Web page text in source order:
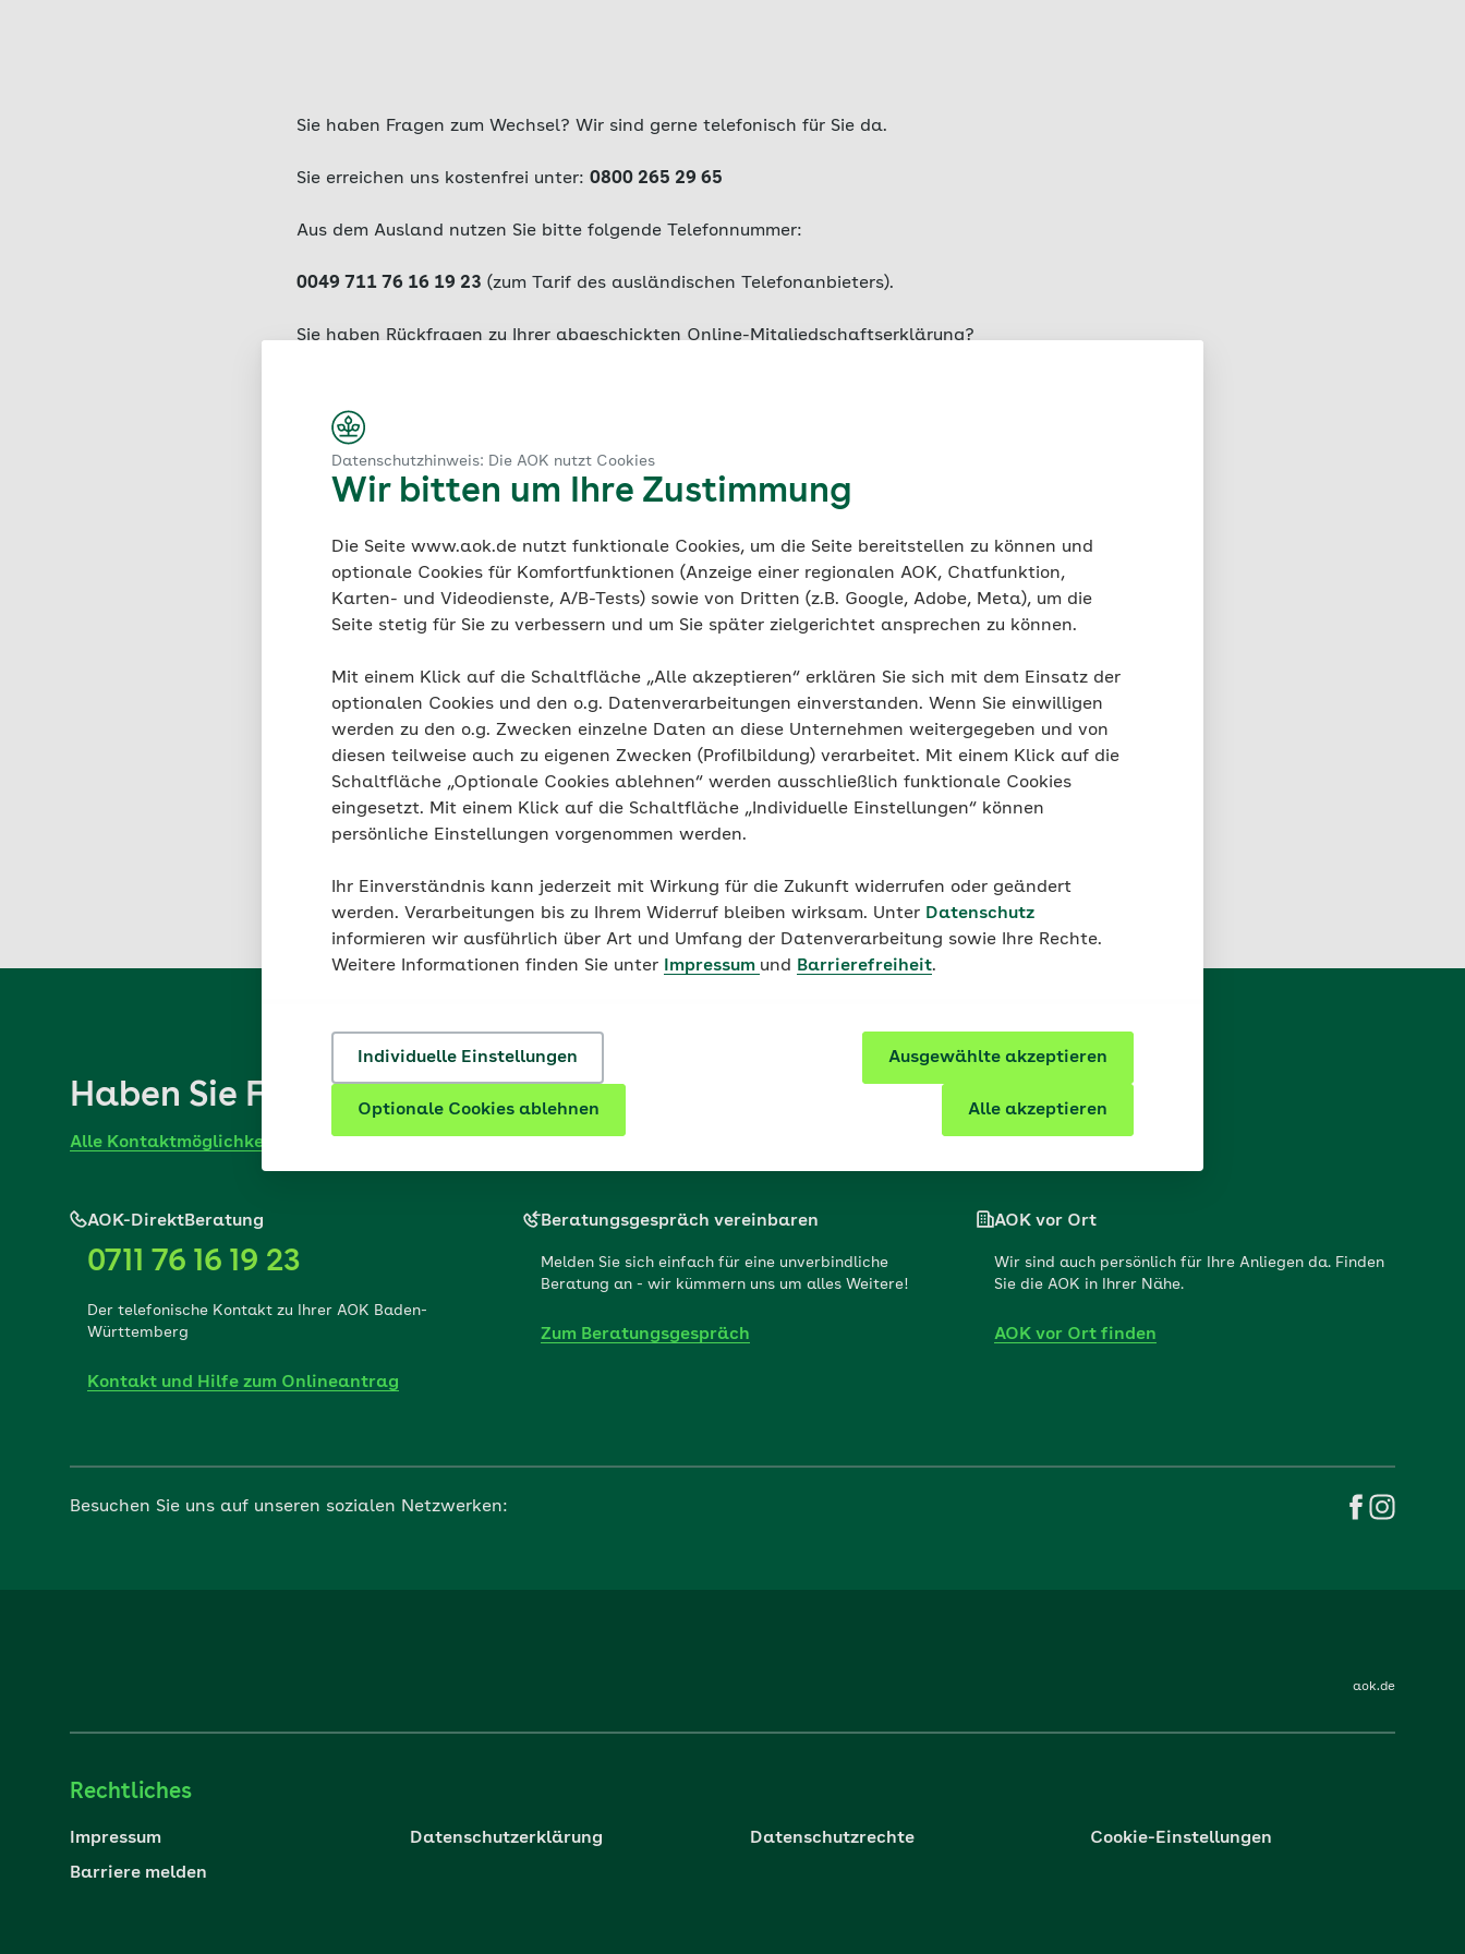
Datenschutzhinweis: Die AOK nutzt Cookies
Wir bitten um Ihre Zustimmung
Die Seite www.aok.de nutzt funktionale Cookies, um die Seite bereitstellen zu können und
optionale Cookies für Komfortfunktionen (Anzeige einer regionalen AOK, Chatfunktion,
Karten- und Videodienste, A/B-Tests) sowie von Dritten (z.B. Google, Adobe, Meta), um die
Seite stetig für Sie zu verbessern und um Sie später zielgerichtet ansprechen zu können.
Mit einem Klick auf die Schaltfläche „Alle akzeptieren“ erklären Sie sich mit dem Einsatz der
optionalen Cookies und den o.g. Datenverarbeitungen einverstanden. Wenn Sie einwilligen
werden zu den o.g. Zwecken einzelne Daten an diese Unternehmen weitergegeben und von
diesen teilweise auch zu eigenen Zwecken (Profilbildung) verarbeitet. Mit einem Klick auf die
Schaltfläche „Optionale Cookies ablehnen“ werden ausschließlich funktionale Cookies
eingesetzt. Mit einem Klick auf die Schaltfläche „Individuelle Einstellungen“ können
persönliche Einstellungen vorgenommen werden.
Ihr Einverständnis kann jederzeit mit Wirkung für die Zukunft widerrufen oder geändert
werden. Verarbeitungen bis zu Ihrem Widerruf bleiben wirksam. Unter Datenschutz
informieren wir ausführlich über Art und Umfang der Datenverarbeitung sowie Ihre Rechte.
Weitere Informationen finden Sie unter
Impressum und Barrierefreiheit.
Individuelle Einstellungen Ausgewählte akzeptieren
Optionale Cookies ablehnen Alle akzeptieren
Sie haben Fragen zum Wechsel? Wir sind gerne telefonisch für Sie da.
Sie erreichen uns kostenfrei unter: 0800 265 29 65
Aus dem Ausland nutzen Sie bitte folgende Telefonnummer:
0049 711 76 16 19 23 (zum Tarif des ausländischen Telefonanbieters).
Sie haben Rückfragen zu Ihrer abgeschickten Online-Mitgliedschaftserklärung?
Oder nutzen Sie für den Postweg folgende Adresse:
AOK Baden-Württemberg
Geschäftsbereich Vertriebsmanagement
Presselstr. 19
Bitte geben Sie immer Ihrepersönliche Referenznummermit an.
Wir beraten auch gern persönlich
Gern können Sie auch eines unserer AOK-ServiceCenter für eine persönliche Beratung besuchen.
Nutzen Sie bitte hierzu unsere KundenCenter-Suche.
Haben Sie Fragen? Wir helfen gern!
Alle Kontaktmöglichkeiten der AOK
AOK-DirektBeratung
0711 76 16 19 23
Der telefonische Kontakt zu Ihrer AOK Baden-
Württemberg
Kontakt und Hilfe zum Onlineantrag
Beratungsgespräch vereinbaren
Melden Sie sich einfach für eine unverbindliche
Beratung an - wir kümmern uns um alles Weitere!
Zum Beratungsgespräch
AOK vor Ort
Wir sind auch persönlich für Ihre Anliegen da. Finden
Sie die AOK in Ihrer Nähe.
AOK vor Ort finden
Besuchen Sie uns auf unseren sozialen Netzwerken:
aok.de
Rechtliches
Impressum Datenschutzerklärung Datenschutzrechte
Cookie-Einstellungen
Barriere melden